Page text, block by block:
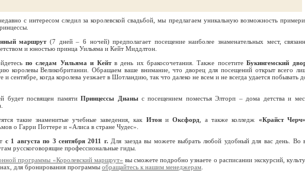
с интересом следил за королевской свадьбой, мы предлагаем уникальную возможность
маршрут(7 дней – 6 ночей) предполагает посещение наиболее знаменательных мест,
и юностью принца Уильяма и Кейт Миддлтон.
по следам Уильяма и Кейтв день их бракосочетания. Также посетитеБукингемский
королевы Великобритании. Обращаем ваше внимание, что дворец для посещений открыт всего
и сентябре, когда королева уезжает в Шотландию, так что далеко не всем и не всегда удается побывать
будет посвящен памятиПринцессы Дианыс посещением поместья Элторп – дома детства и
такие знаменитые учебные заведения, как Итони Оксфорд , а также колледж «Крайст Черч»
о Гарри Поттере и «Алиса в стране Чудес».
с 1 августа по 3 сентября 2011 г.Для заезда вы можете выбрать любой удобный для вас день. Во
русскоговорящие профессиональные гиды.
программы «Королевский маршрут» вы сможете подробно узнаете о расписании экскурсий,
для бронирования программы обращайтесь к нашим менеджерам